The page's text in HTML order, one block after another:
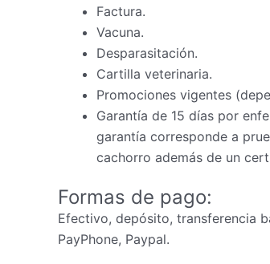
Factura.
Vacuna.
Desparasitación.
Cartilla veterinaria.
Promociones vigentes
Garantía de 15 días por
garantía corresponde a
cachorro además de un
Formas de pago:
Efectivo, depósito, transferencia
PayPhone, Paypal.